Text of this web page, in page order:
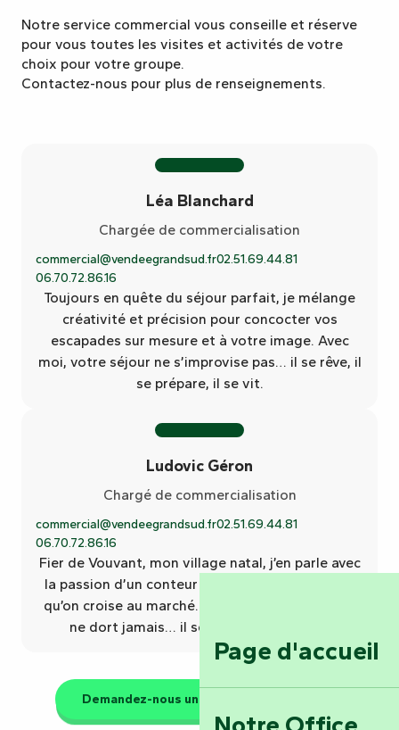
Page d'accueil
Notre service commercial vous conseille et réserve
pour vous toutes les visites et activités de votre
choix pour votre groupe.
Contactez-nous pour plus de renseignements.
Léa Blanchard
Chargée de commercialisation
commercial@vendeegrandsud.fr02.51.69.44.81
06.70.72.86.16
Toujours en quête du séjour parfait, je mélange
créativité et précision pour concocter vos
escapades sur mesure et à votre image. Avec
moi, votre séjour ne s’improvise pas… il se rêve, il
se prépare, il se vit.
Ludovic Géron
Chargé de commercialisation
commercial@vendeegrandsud.fr02.51.69.44.81
06.70.72.86.16
Fier de Vouvant, mon village natal, j’en parle avec
la passion d’un conteur et le sourire d’un voisin
qu’on croise au marché. Avec moi, le patrimoine
ne dort jamais… il se raconte, il s’anime.
Demandez-nous un devis personnalisé